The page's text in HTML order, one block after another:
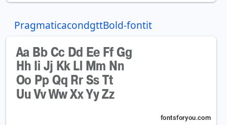
PragmaticacondgttBold-fontit